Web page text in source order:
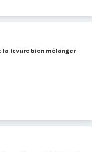
levure bien mélanger